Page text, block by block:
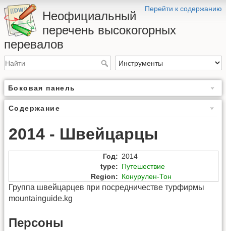
Перейти к содержанию
Неофициальный
перечень высокогорных
перевалов
Боковая панель
Содержание
2014 - Швейцарцы
Год: 2014
type: Путешествие
Region: Конурулен-Тон
Группа швейцарцев при посредничестве турфирмы
mountainguide.kg
Персоны